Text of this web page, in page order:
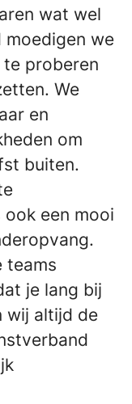
wat wel
moedigen we
te proberen
We
en
om
buiten.
een mooi
teams
je lang bij
wij altijd de